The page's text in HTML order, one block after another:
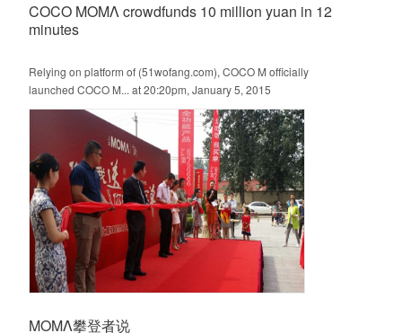
COCO ΜΟΜΛ crowdfunds 10 million yuan in 12
minutes
Relying on platform of (51wofang.com), COCO M officially
launched COCO M... at 20:20pm, January 5, 2015
ΜΟΜΛ攀登者说